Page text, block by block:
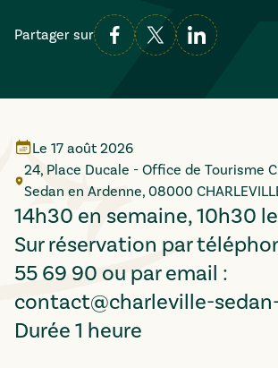
Partager sur
Le 17 août 2026
24, Place Ducale - Office de Tourisme
Sedan en Ardenne, 08000
14h30 en semaine, 10h30
Sur réservation par
55 69 90 ou par email :
contact@charleville-
Durée 1 heure